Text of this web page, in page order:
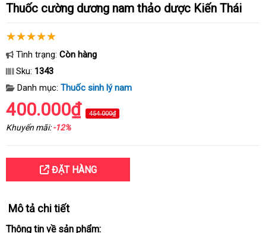
Thuốc cường dương nam thảo dược Kiến Thái
Tình trạng: Còn hàng
Sku: 1343
Danh mục: Thuốc sinh lý nam
400.000₫ 454.000₫
Khuyến mãi:-12%
ĐẶT HÀNG
Mô tả chi tiết
Thông tin về sản phẩm: